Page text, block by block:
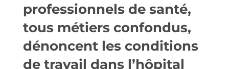
professionnels de santé,
tous métiers confondus,
dénoncent les conditions
de travail dans l’hôpital